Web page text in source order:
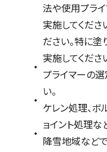
法や使用プラ
実施してくだ
ださい。特に
実施してくださ
プライマーの
い。
ケレン処理、
ョイント処理な
降雪地域など